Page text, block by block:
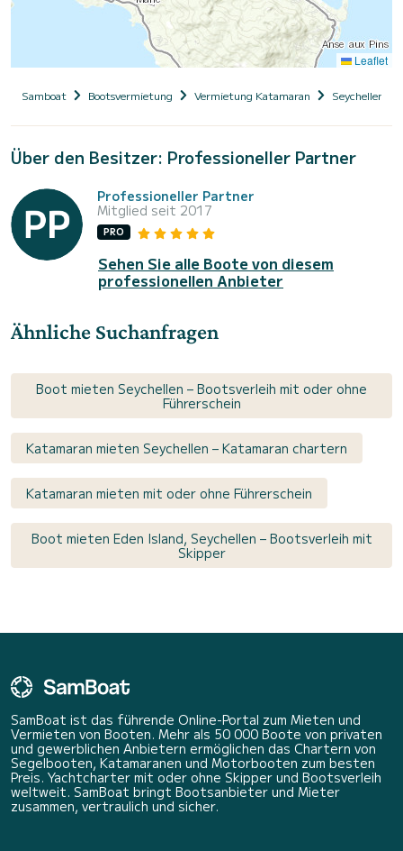
Leaflet
Samboat Bootsvermietung Vermietung Katamaran Seychellen
Über den Besitzer: Professioneller Partner
Professioneller Partner
Mitglied seit 2017
PRO
Sehen Sie alle Boote von diesem
professionellen Anbieter
Ähnliche Suchanfragen
Boot mieten Seychellen – Bootsverleih mit oder ohne
Führerschein
Katamaran mieten Seychellen – Katamaran chartern
Katamaran mieten mit oder ohne Führerschein
Boot mieten Eden Island, Seychellen – Bootsverleih mit
Skipper
SamBoat ist das führende Online-Portal zum Mieten und
Vermieten von Booten. Mehr als 50 000 Boote von privaten
und gewerblichen Anbietern ermöglichen das Chartern von
Segelbooten, Katamaranen und Motorbooten zum besten
Preis. Yachtcharter mit oder ohne Skipper und Bootsverleih
weltweit. SamBoat bringt Bootsanbieter und Mieter
zusammen, vertraulich und sicher.